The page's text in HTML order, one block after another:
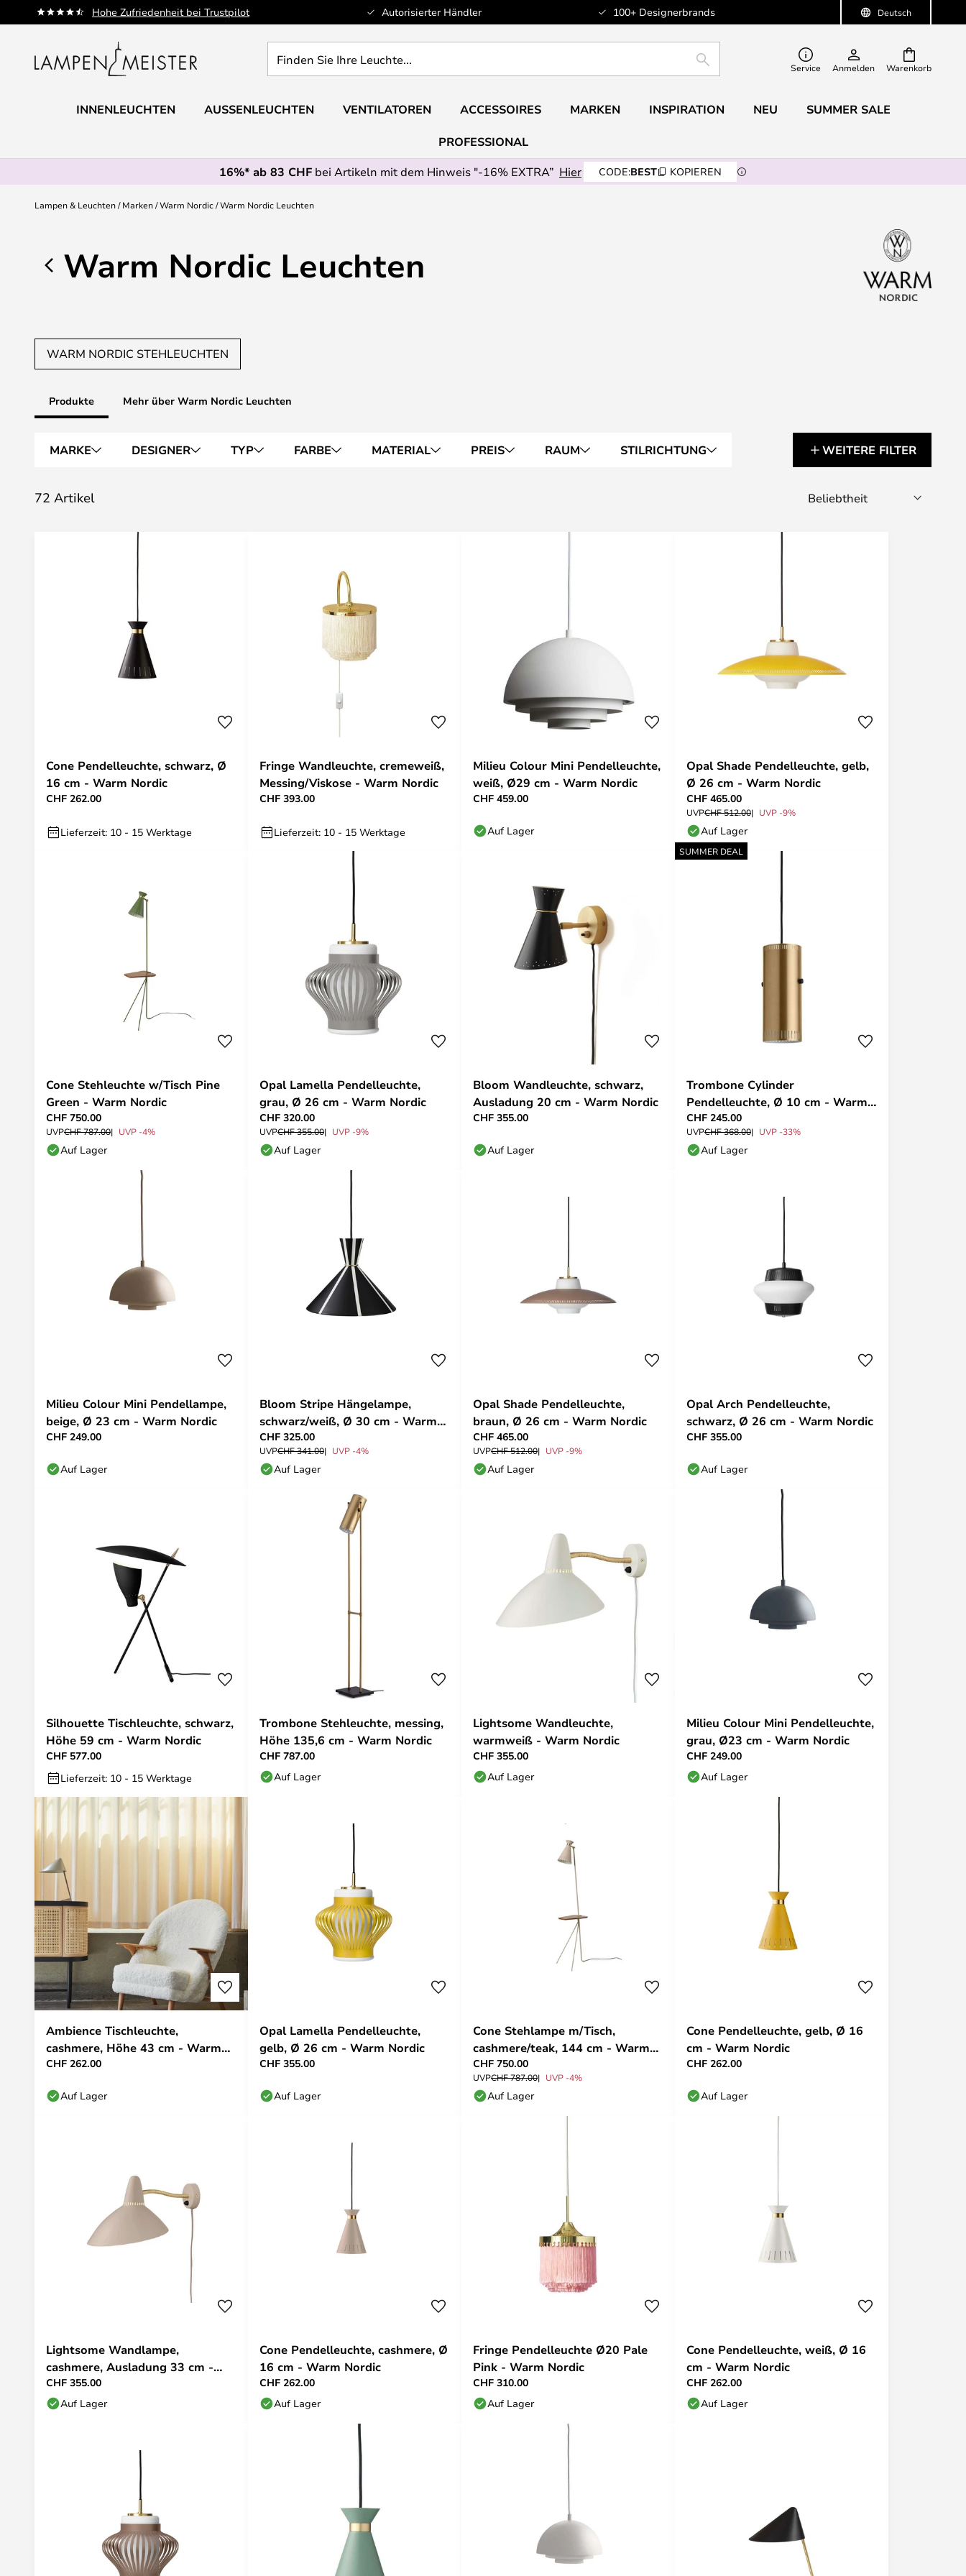
Deutsch
Hohe Zufriedenheit bei Trustpilot Autorisierter Händler 100+ Designerbrands
Zum
Inhalt
Warenkorb
Sie
Leuchte...
SUCHE Service Anmelden
INNENLEUCHTEN AUSSENLEUCHTEN VENTILATOREN ACCESSOIRES MARKEN INSPIRATION NEU SUMMER SALE
PROFESSIONAL
16%* ab 83 CHF bei Artikeln mit dem Hinweis "-16% EXTRA” Hier CODE:BEST KOPIEREN
Lampen & Leuchten Marken Warm Nordic Warm Nordic Leuchten
Warm Nordic Leuchten
WARM NORDIC STEHLEUCHTEN
Produkte Mehr über Warm Nordic Leuchten
MARKE DESIGNER TYP FARBE MATERIAL PREIS RAUM STILRICHTUNG WEITERE FILTER
72 Artikel
Cone Pendelleuchte, schwarz, Ø
16 cm - Warm Nordic
CHF 262.00
Lieferzeit: 10 - 15 Werktage
Fringe Wandleuchte, cremeweiß,
Messing/Viskose - Warm Nordic
CHF 393.00
Lieferzeit: 10 - 15 Werktage
Milieu Colour Mini Pendelleuchte,
weiß, Ø29 cm - Warm Nordic
CHF 459.00
Auf Lager
Opal Shade Pendelleuchte, gelb,
Ø 26 cm - Warm Nordic
CHF 465.00
UVPCHF 512.00 UVP -9%
Auf Lager
Cone Stehleuchte w/Tisch Pine
Green - Warm Nordic
CHF 750.00
UVPCHF 787.00 UVP -4%
Auf Lager
Opal Lamella Pendelleuchte,
grau, Ø 26 cm - Warm Nordic
CHF 320.00
UVPCHF 355.00 UVP -9%
Auf Lager
Bloom Wandleuchte, schwarz,
Ausladung 20 cm - Warm Nordic
CHF 355.00
Auf Lager
SUMMER DEAL
Trombone Cylinder
Pendelleuchte, Ø 10 cm - Warm
Nordic
CHF 245.00
UVPCHF 368.00 UVP -33%
Auf Lager
Milieu Colour Mini Pendellampe,
beige, Ø 23 cm - Warm Nordic
CHF 249.00
Auf Lager
Bloom Stripe Hängelampe,
schwarz/weiß, Ø 30 cm - Warm
Nordic
CHF 325.00
UVPCHF 341.00 UVP -4%
Auf Lager
Opal Shade Pendelleuchte,
braun, Ø 26 cm - Warm Nordic
CHF 465.00
UVPCHF 512.00 UVP -9%
Auf Lager
Opal Arch Pendelleuchte,
schwarz, Ø 26 cm - Warm Nordic
CHF 355.00
Auf Lager
Silhouette Tischleuchte, schwarz,
Höhe 59 cm - Warm Nordic
CHF 577.00
Lieferzeit: 10 - 15 Werktage
Trombone Stehleuchte, messing,
Höhe 135,6 cm - Warm Nordic
CHF 787.00
Auf Lager
Lightsome Wandleuchte,
warmweiß - Warm Nordic
CHF 355.00
Auf Lager
Milieu Colour Mini Pendelleuchte,
grau, Ø23 cm - Warm Nordic
CHF 249.00
Auf Lager
Ambience Tischleuchte,
cashmere, Höhe 43 cm - Warm
Nordic
CHF 262.00
Auf Lager
Opal Lamella Pendelleuchte,
gelb, Ø 26 cm - Warm Nordic
CHF 355.00
Auf Lager
Cone Stehlampe m/Tisch,
cashmere/teak, 144 cm - Warm
Nordic
CHF 750.00
UVPCHF 787.00 UVP -4%
Auf Lager
Cone Pendelleuchte, gelb, Ø 16
cm - Warm Nordic
CHF 262.00
Auf Lager
Lightsome Wandlampe,
cashmere, Ausladung 33 cm -
Warm Nordic
CHF 355.00
Auf Lager
Cone Pendelleuchte, cashmere, Ø
16 cm - Warm Nordic
CHF 262.00
Auf Lager
Fringe Pendelleuchte Ø20 Pale
Pink - Warm Nordic
CHF 310.00
Auf Lager
Cone Pendelleuchte, weiß, Ø 16
cm - Warm Nordic
CHF 262.00
Auf Lager